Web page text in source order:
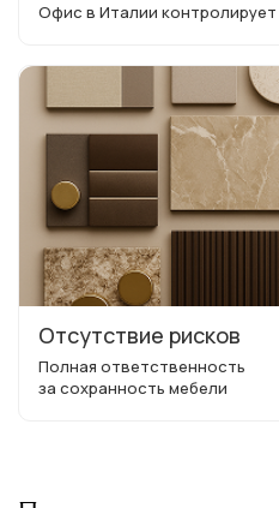
Офис в Италии
Отсутствие рисков
Полная ответственность
за сохранность мебели